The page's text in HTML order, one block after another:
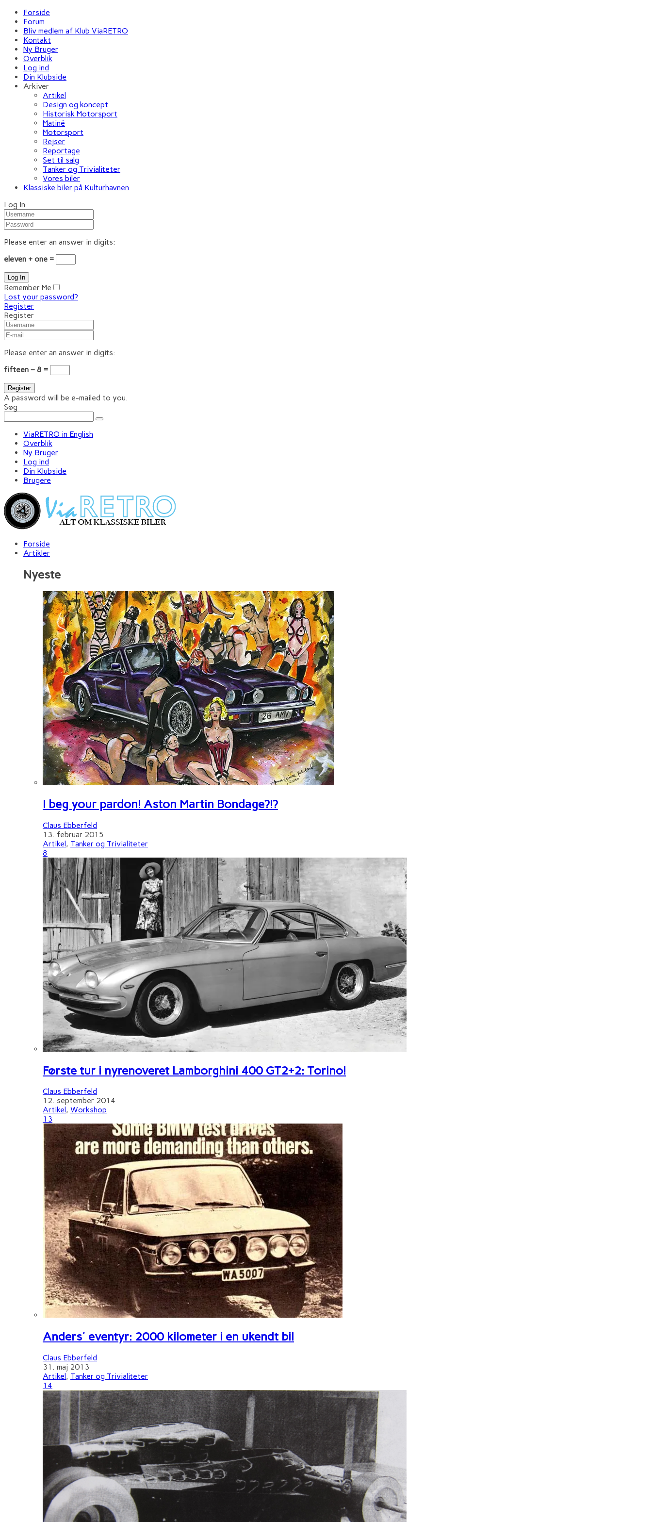
Forside
Forum
Bliv medlem af Klub ViaRETRO
Kontakt
Ny Bruger
Overblik
Log ind
Din Klubside
Arkiver
Artikel
Design og koncept
Historisk Motorsport
Matiné
Motorsport
Rejser
Reportage
Set til salg
Tanker og Trivialiteter
Vores biler
Klassiske biler på Kulturhavnen
Log In
Please enter an answer in digits:
eleven + one =
Remember Me
Lost your password?
Register
Register
Please enter an answer in digits:
fifteen − 8 =
A password will be e-mailed to you.
Søg
ViaRETRO in English
Overblik
Ny Bruger
Log ind
Din Klubside
Brugere
Forside
Artikler
Nyeste
I beg your pardon! Aston Martin Bondage?!?
Claus Ebberfeld
13. februar 2015
Artikel, Tanker og Trivialiteter
8
Første tur i nyrenoveret Lamborghini 400 GT2+2: Torino!
Claus Ebberfeld
12. september 2014
Artikel , Workshop
13
Anders' eventyr: 2000 kilometer i en ukendt bil
Claus Ebberfeld
31. maj 2013
Artikel , Tanker og Trivialiteter
14